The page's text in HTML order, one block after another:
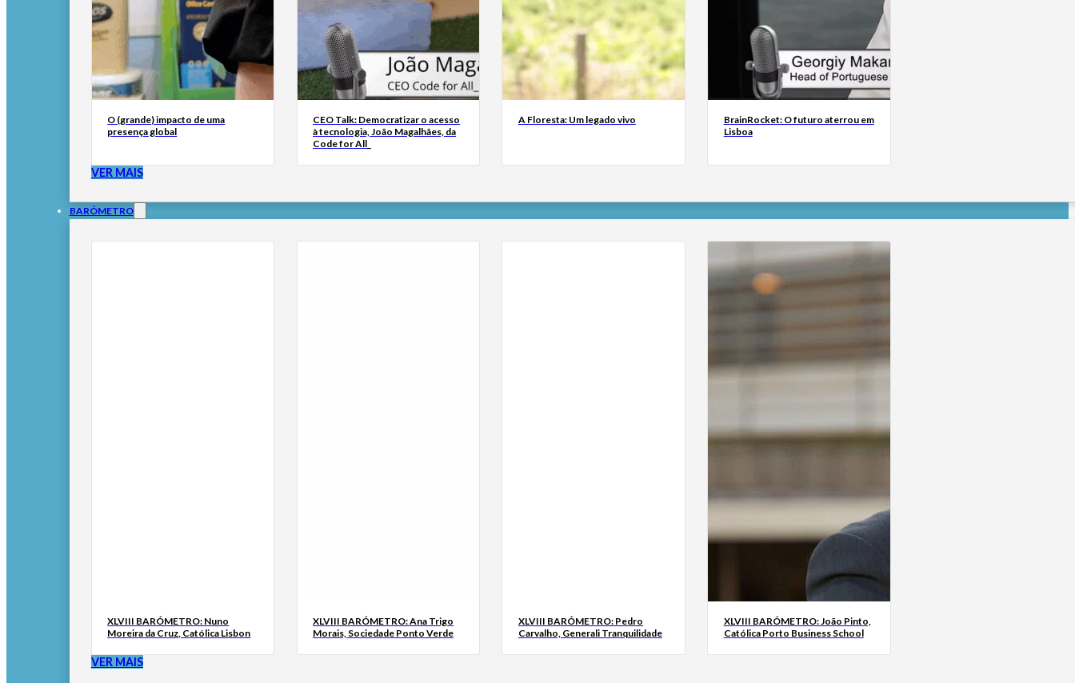
O (grande) impacto de uma
presença global
CEO Talk: Democratizar o acesso
à tecnologia, João Magalhães, da
Code for All_
A Floresta: Um legado vivo
BrainRocket: O futuro aterrou em
Lisboa
VER MAIS
BARÓMETRO
XLVIII BARÓMETRO: Nuno
Moreira da Cruz, Católica Lisbon
XLVIII BARÓMETRO: Ana Trigo
Morais, Sociedade Ponto Verde
XLVIII BARÓMETRO: Pedro
Carvalho, Generali Tranquilidade
XLVIII BARÓMETRO: João Pinto,
Católica Porto Business School
VER MAIS